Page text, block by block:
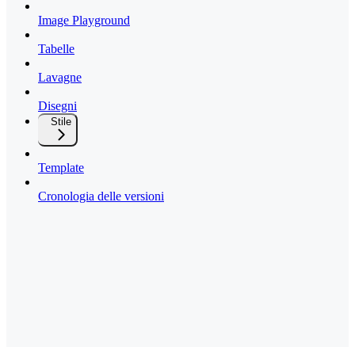
Image Playground
Tabelle
Lavagne
Disegni
Stile
Template
Cronologia delle versioni